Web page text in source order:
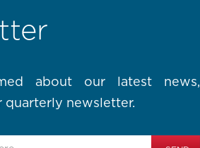
about our latest news,
quarterly newsletter.